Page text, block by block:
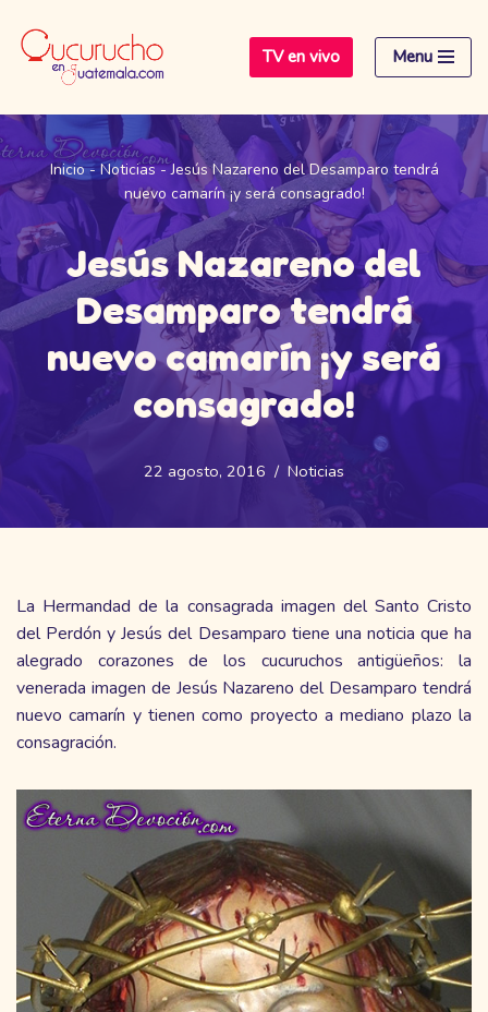
Saltar
contenido
TV en vivo Menu
Inicio- Noticias-Jesús Nazareno del Desamparo tendrá
nuevo camarín ¡y será consagrado!
Jesús Nazareno del
Desamparo tendrá
nuevo camarín ¡y será
consagrado!
22 agosto, 2016 Noticias
La Hermandad de la consagrada imagen del Santo Cristo
del Perdón y Jesús del Desamparo tiene una noticia que ha
alegrado corazones de los cucuruchos antigüeños: la
venerada imagen de Jesús Nazareno del Desamparo tendrá
nuevo camarín y tienen como proyecto a mediano plazo la
consagración.